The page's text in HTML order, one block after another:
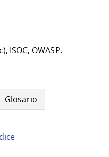
ISOC, OWASP.
Glosario